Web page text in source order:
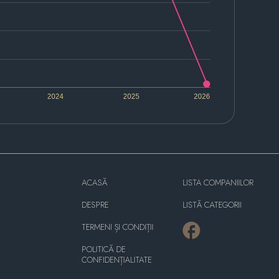
2024 2025 2026
ACASĂ
DESPRE
TERMENI ȘI CONDIȚII
POLITICĂ DE
CONFIDENȚIALITATE
LISTA COMPANIILOR
LISTĂ CATEGORII